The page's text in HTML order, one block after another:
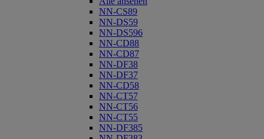
NN-CS89
NN-DS59
NN-DS596
NN-CD88
NN-CD87
NN-DF38
NN-DF37
NN-CD58
NN-CT57
NN-CT56
NN-CT55
NN-DF385